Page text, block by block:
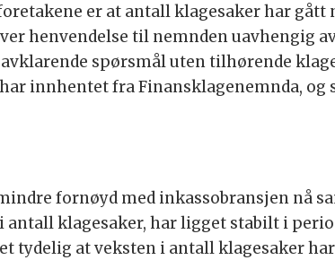
er at antall klagesaker har gått
henvendelse til nemnden uavhengig
spørsmål uten tilhørende
innhentet fra Finansklagenemnda, og
fornøyd med inkassobransjen nå
klagesaker, har ligget stabilt i
tydelig at veksten i antall klagesaker